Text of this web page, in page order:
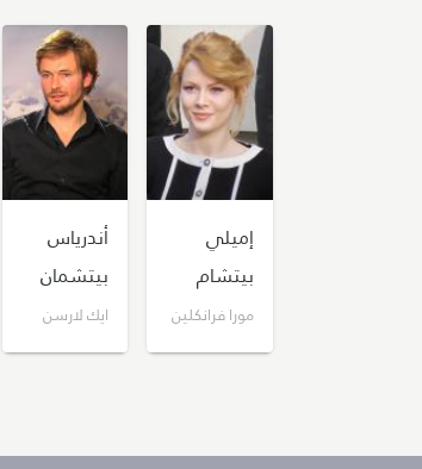
إميلي
بيتشام
مورا فرانكلين
أندرياس
بيتشمان
ايك لارسن